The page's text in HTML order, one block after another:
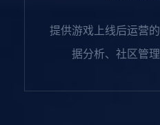
提供游戏上线后运营
据分析、社区管